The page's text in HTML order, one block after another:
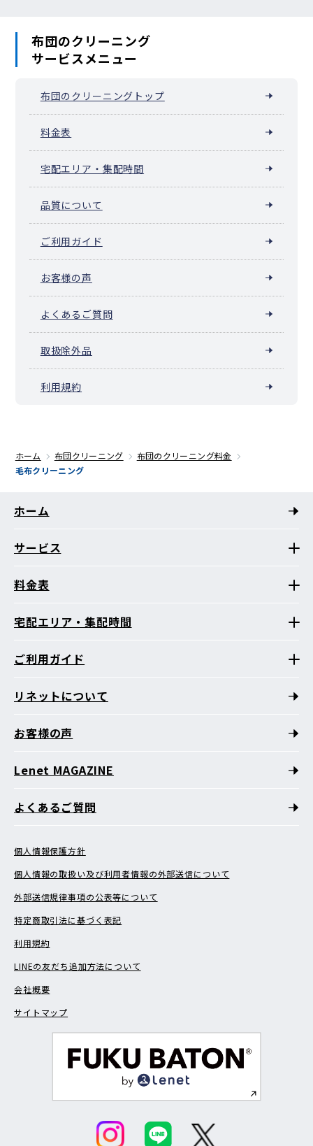
布団のクリーニング
サービスメニュー
布団のクリーニングトップ
料金表
宅配エリア・集配時間
品質について
ご利用ガイド
お客様の声
よくあるご質問
取扱除外品
利用規約
ホーム 布団クリーニング
布団のクリーニング料金
毛布クリーニング
ホーム
サービス
料金表
宅配エリア・集配時間
ご利用ガイド
リネットについて
お客様の声
Lenet MAGAZINE
よくあるご質問
個人情報保護方針
個人情報の取扱い及び利用者情報の外部送信について
外部送信規律事項の公表等について
特定商取引法に基づく表記
利用規約
LINEの友だち追加方法について
会社概要
サイトマップ